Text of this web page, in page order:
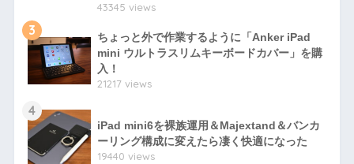
43345 views
3
ちょっと外で作業するように「Anker iPad
mini ウルトラスリムキーボードカバー」を購
入！
21217 views
4
iPad mini6を裸族運用＆Majextand＆バンカ
ーリング構成に変えたら凄く快適になった
19440 views